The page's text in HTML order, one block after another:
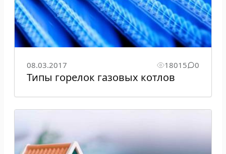
08.03.2017 18015 0
Типы горелок газовых котлов